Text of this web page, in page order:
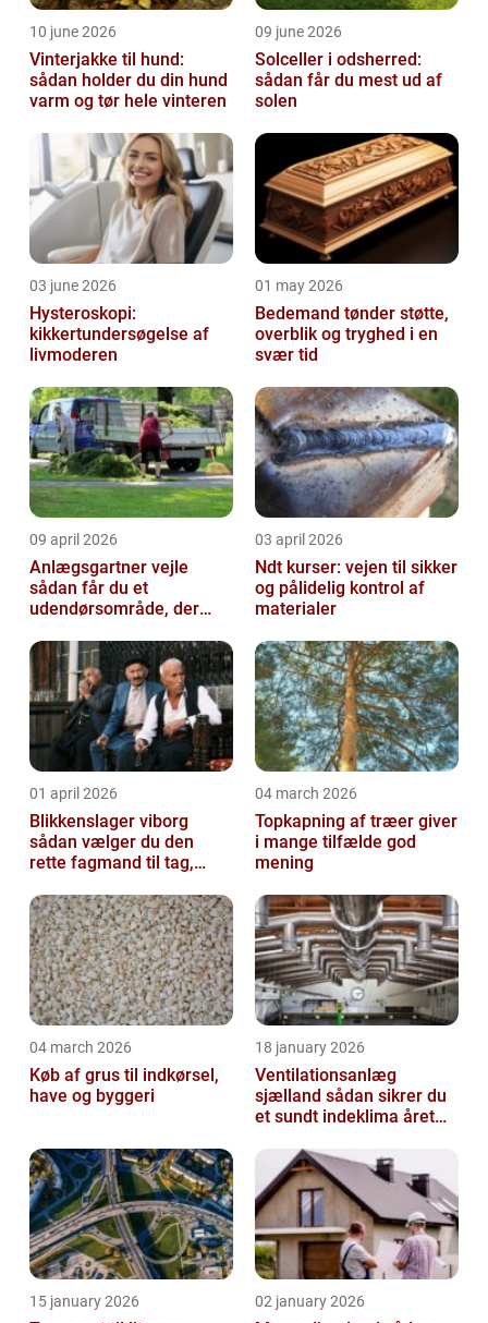
10 june 2026
Vinterjakke til hund:
sådan holder du din hund
varm og tør hele vinteren
09 june 2026
Solceller i odsherred:
sådan får du mest ud af
solen
03 june 2026
Hysteroskopi:
kikkertundersøgelse af
livmoderen
01 may 2026
Bedemand tønder støtte,
overblik og tryghed i en
svær tid
09 april 2026
Anlægsgartner vejle
sådan får du et
udendørsområde, der
03 april 2026
Ndt kurser: vejen til sikker
og pålidelig kontrol af
materialer
01 april 2026
Blikkenslager viborg
sådan vælger du den
rette fagmand til tag,
04 march 2026
Topkapning af træer giver
i mange tilfælde god
mening
04 march 2026
Køb af grus til indkørsel,
have og byggeri
18 january 2026
Ventilationsanlæg
sjælland sådan sikrer du
et sundt indeklima året
15 january 2026 02 january 2026